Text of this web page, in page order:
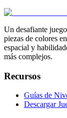
Un desafiante
piezas de colores
espacial y
más complejos.
Recursos
Guías de
Descargar